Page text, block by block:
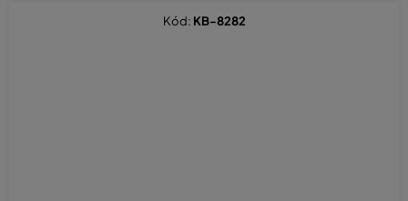
Kód: KB-8282